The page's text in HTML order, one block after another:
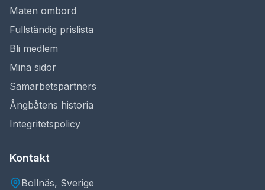
Maten ombord
Fullständig prislista
Bli medlem
Mina sidor
Samarbetspartners
Ångbåtens historia
Integritetspolicy
Kontakt
Bollnäs, Sverige